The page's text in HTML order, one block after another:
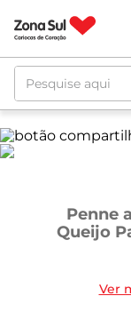
Pesquise aqui
Penne
Queijo
Ver